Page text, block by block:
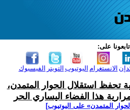
تابعونا على:
الفيسبوك التويتر اليوتيوب الانستغرام
تحفظ استقلال الحوار المتمدن،
هذا الفضاء اليساري الحر
المتمدن» على اليوتيوب]